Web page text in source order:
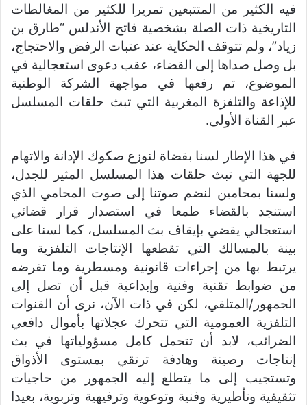
فيه الكثير من المتتبعين تمريرا للكثير من المغالطات
التاريخية ذات الصلة بشخصية فاتح الأندلس “طارق بن
زياد”، ولم تتوقف الحكاية عند عتبات الرفض والاحتجاج،
بل وصل صداها إلى القضاء، عقب دعوى استعجالية في
الموضوع، تم رفعها في مواجهة الشركة الوطنية
للإذاعة والتلفزة المغربية التي تبث حلقات المسلسل
عبر القناة الأولى.
في هذا الإطار لسنا بقضاة لنوزع صكوك الإدانة والاتهام
للجهة التي تبث حلقات هذا المسلسل المثير للجدل،
ولسنا بمحامين لنضم صوتنا إلى صوت المحامي الذي
استنجد بالقضاء طمعا في استصدار قرار قضائي
استعجالي يقضي بإيقاف بث المسلسل، كما لسنا على
بينة بالمسالك التي تقطعها الإنتاجات التلفزية وما
يرتبط بها من إجراءات قانونية ومسطرية وما تفرضه
من ضوابط تقنية وفنية وإبداعية قبل أن تصل إلى
الجمهور/المتلقي، لكن في ذات الآن، نرى أن القنوات
التلفزية العمومية التي تتحرك عجلاتها بأموال دافعي
الضرائب، لابد أن تتحمل كامل مسؤولياتها في بث
إنتاجات رصينة وهادفة ترتقي بمستوى الأذواق
وتستجيب إلى ما يتطلع إليه الجمهور من حاجيات
تثقيفية وتأطيرية وفنية وتوعوية وترفيهية وتربوية، بعيدا